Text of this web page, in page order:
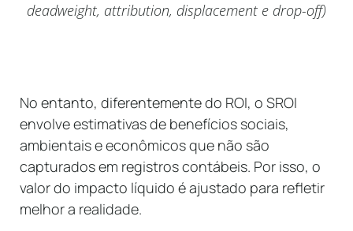
deadweight, attribution, displacement e drop-off)
No entanto, diferentemente do ROI, o SROI
envolve estimativas de benefícios sociais,
ambientais e econômicos que não são
capturados em registros contábeis. Por isso, o
valor do impacto líquido é ajustado para refletir
melhor a realidade.